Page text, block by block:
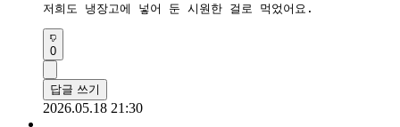
저희도 냉장고에 넣어 둔 시원한 걸로 먹었어요.
0
답글 쓰기
2026.05.18 21:30